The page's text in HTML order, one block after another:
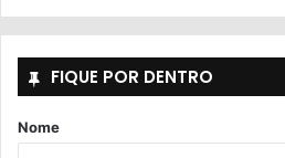
FIQUE POR DENTRO
Nome